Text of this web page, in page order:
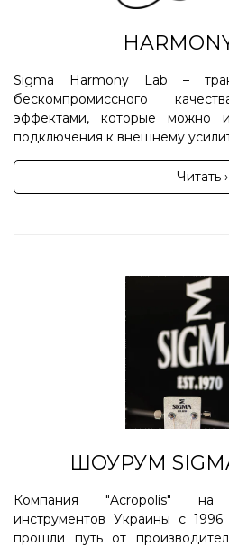
Sigma Harmony Lab –
бескомпромиссного
эффектами, которые можно
подключения к внешнему
Читать ›
ШОУРУМ
Компания "Acropolis" на
инструментов Украины с
прошли путь от